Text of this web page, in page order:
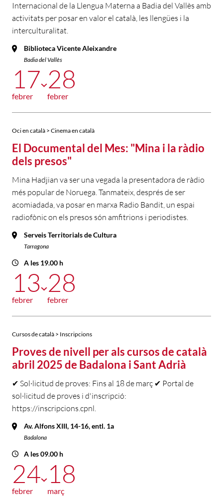
Internacional de la Llengua Materna a Badia del Vallès amb
activitats per posar en valor el català, les llengües i la
interculturalitat.
Biblioteca Vicente Aleixandre
Badia del Vallès
17
febrer
28
febrer
Oci en català > Cinema en català
El Documental del Mes: "Mina i la ràdio
dels presos"
Mina Hadjian va ser una vegada la presentadora de ràdio
més popular de Noruega. Tanmateix, després de ser
acomiadada, va posar en marxa Radio Bandit, un espai
radiofònic on els presos són amfitrions i periodistes.
Serveis Territorials de Cultura
Tarragona
A les 19.00 h
13
febrer
28
febrer
Cursos de català > Inscripcions
Proves de nivell per als cursos de català
abril 2025 de Badalona i Sant Adrià
✔ Sol·licitud de proves: Fins al 18 de març ✔ Portal de
sol·licitud de proves i d'inscripció:
https://inscripcions.cpnl.
Av. Alfons XIII, 14-16, entl. 1a
Badalona
A les 09.00 h
24
febrer
18
març